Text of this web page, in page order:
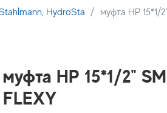
HydroSta муфта НР 15*1/
муфта НР 15*1/2"
FLEXY